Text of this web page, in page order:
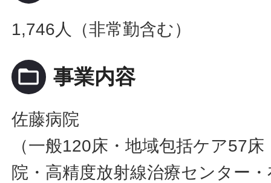
1,746人（非常勤含む）
folder_open 事業内容
佐藤病院
（一般120床・地域包括ケア57
院・高精度放射線治療センター